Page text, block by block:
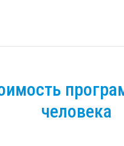
человека